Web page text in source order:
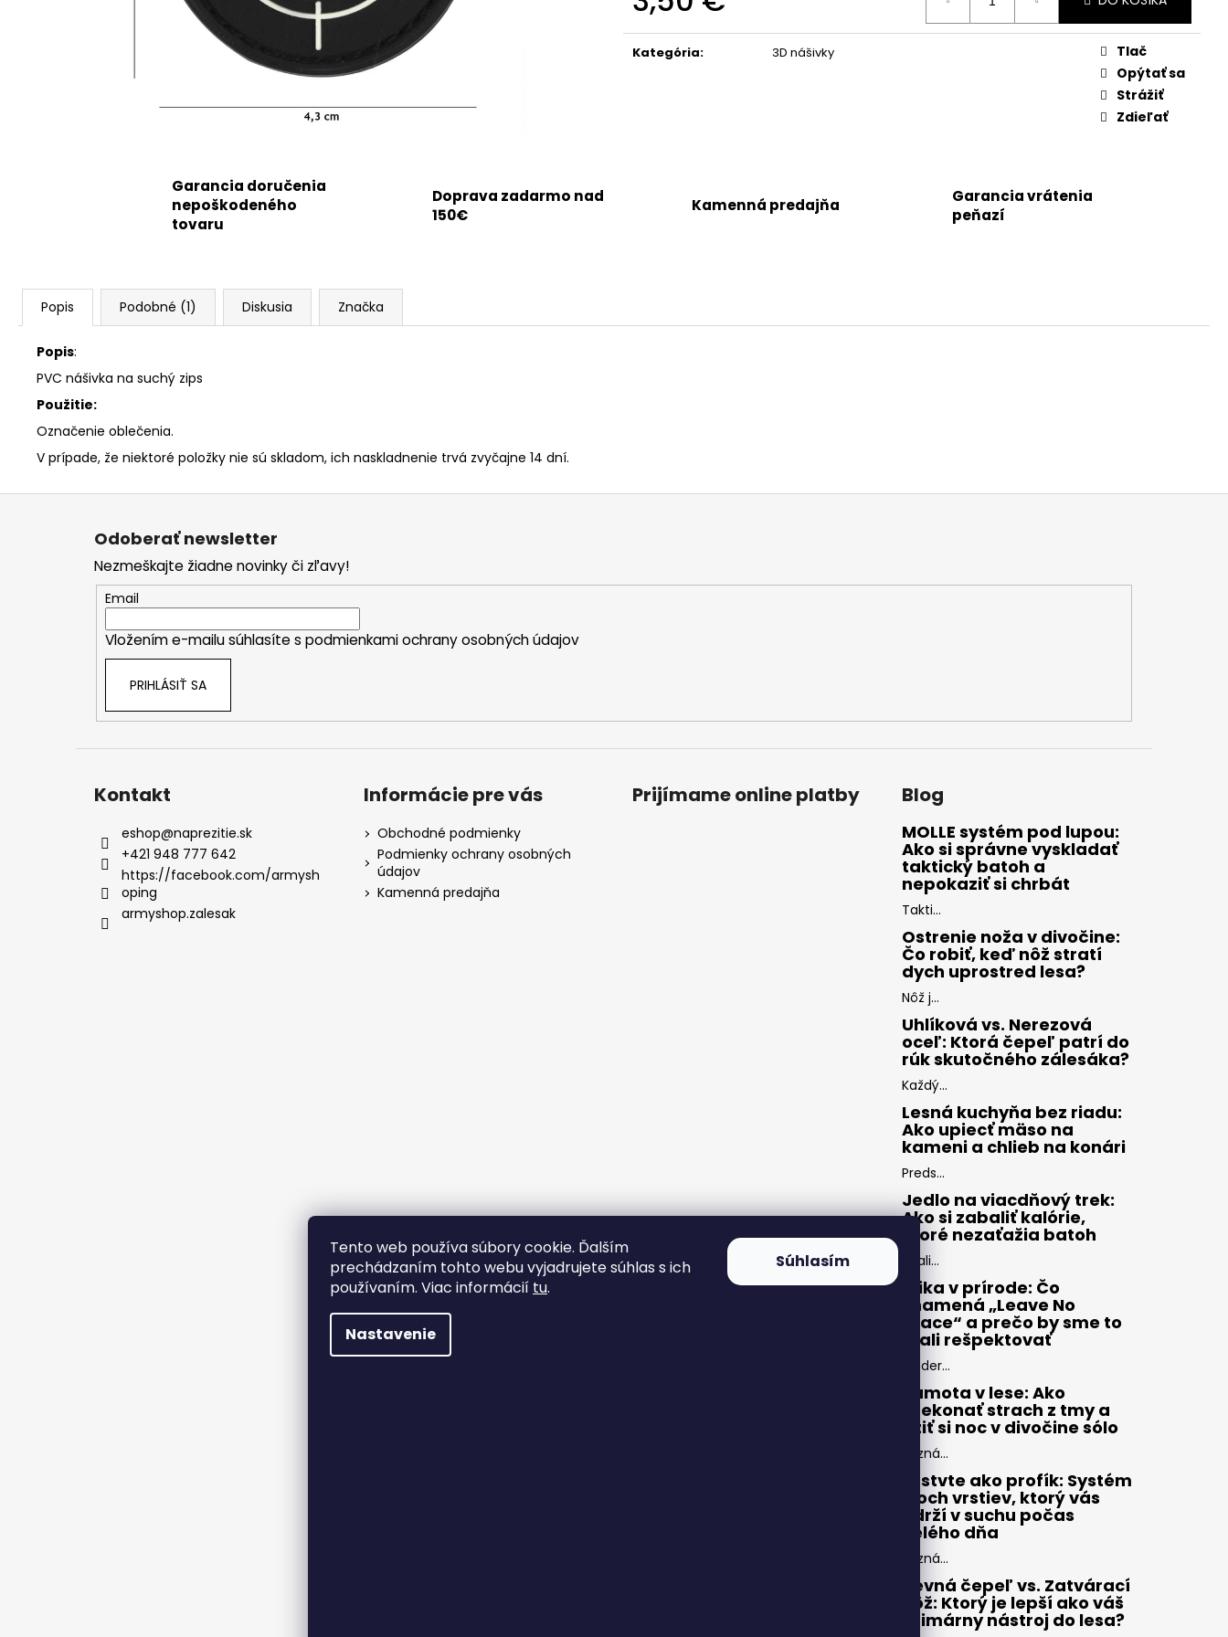
Tento web používa súbory cookie. Ďalším
prechádzaním tohto webu vyjadrujete súhlas s ich
používaním. Viac informácií tu.
Nastavenie
Súhlasím
cena:
Kategória: 3D nášivky
Tlač
Opýtať sa
Strážiť
Zdieľať
Garancia doručenia
nepoškodeného
tovaru
Doprava zadarmo nad
150€
Kamenná predajňa
Garancia vrátenia
peňazí
Popis Podobné (1) Diskusia Značka
Popis:
PVC nášivka na suchý zips
Použitie:
Označenie oblečenia.
V prípade, že niektoré položky nie sú skladom, ich naskladnenie trvá zvyčajne 14 dní.
Z
Odoberať newsletter
Nezmeškajte žiadne novinky či zľavy!
Email
Vložením e-mailu súhlasíte s podmienkami ochrany osobných údajov
PRIHLÁSIŤ SA
Kontakt
eshop@naprezitie.sk
+421 948 777 642
https://facebook.com/armysh
oping
armyshop.zalesak
Informácie pre vás
Obchodné podmienky
Podmienky ochrany osobných
údajov
Kamenná predajňa
Prijímame online platby Blog
MOLLE systém pod lupou:
Ako si správne vyskladať
taktický batoh a
nepokaziť si chrbát
Takti...
Ostrenie noža v divočine:
Čo robiť, keď nôž stratí
dych uprostred lesa?
Nôž j...
Uhlíková vs. Nerezová
oceľ: Ktorá čepeľ patrí do
rúk skutočného zálesáka?
Každý...
Lesná kuchyňa bez riadu:
Ako upiecť mäso na
kameni a chlieb na konári
Preds...
Jedlo na viacdňový trek:
Ako si zabaliť kalórie,
ktoré nezaťažia batoh
Zbali...
Etika v prírode: Čo
znamená „Leave No
Trace“ a prečo by sme to
mali rešpektovať
Moder...
Samota v lese: Ako
prekonať strach z tmy a
užiť si noc v divočine sólo
Pozná...
Vrstvte ako profík: Systém
troch vrstiev, ktorý vás
udrží v suchu počas
celého dňa
Pozná...
Pevná čepeľ vs. Zatvárací
nôž: Ktorý je lepší ako váš
primárny nástroj do lesa?